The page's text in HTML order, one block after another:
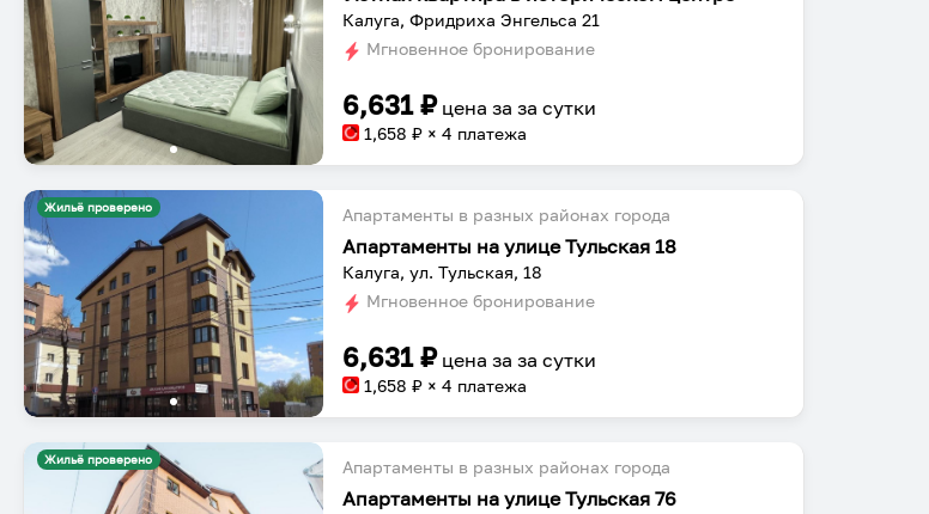
Калуга, Фридриха Энгельса 21
Мгновенное бронирование
6,631₽ цена заза сутки
1,658 ₽ × 4 платежа
Жильё проверено Апартаменты в разных районах города
Апартаменты на улице Тульская 18
Калуга, ул. Тульская, 18
Мгновенное бронирование
6,631₽ цена заза сутки
1,658 ₽ × 4 платежа
Жильё проверено Апартаменты в разных районах города
Апартаменты на улице Тульская 76